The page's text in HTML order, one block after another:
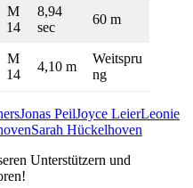
M
14
8,94
sec
60 m
M
14
4,10 m
Weitspru
ng
Jonas PeilJoyce LeierLeonie
Sarah Hückelhoven
Unterstützern und